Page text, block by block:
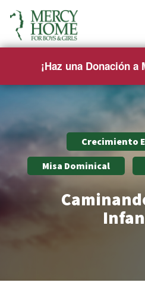
¡Haz una Donación a
Crecimiento
Misa Dominical